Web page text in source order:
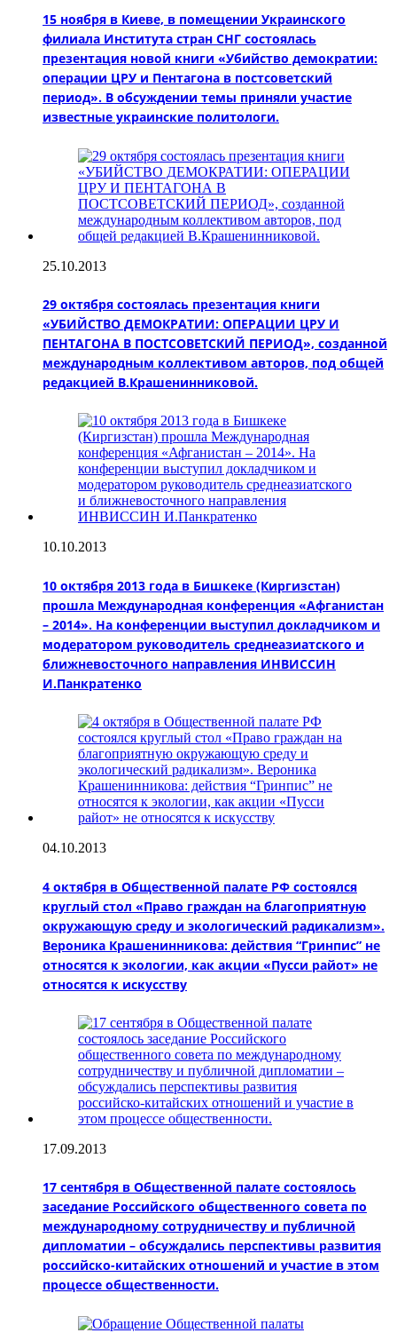
15 ноября в Киеве, в помещении Украинского
филиала Института стран СНГ состоялась
презентация новой книги «Убийство демократии:
операции ЦРУ и Пентагона в постсоветский
период». В обсуждении темы приняли участие
известные украинские политологи.
25.10.2013
29 октября состоялась презентация книги
«УБИЙСТВО ДЕМОКРАТИИ: ОПЕРАЦИИ ЦРУ И
ПЕНТАГОНА В ПОСТСОВЕТСКИЙ ПЕРИОД», созданной
международным коллективом авторов, под общей
редакцией В.Крашенинниковой.
10.10.2013
10 октября 2013 года в Бишкеке (Киргизстан)
прошла Международная конференция «Афганистан
– 2014». На конференции выступил докладчиком и
модератором руководитель среднеазиатского и
ближневосточного направления ИНВИССИН
И.Панкратенко
04.10.2013
4 октября в Общественной палате РФ состоялся
круглый стол «Право граждан на благоприятную
окружающую среду и экологический радикализм».
Вероника Крашенинникова: действия “Гринпис” не
относятся к экологии, как акции «Пусси райот» не
относятся к искусству
17.09.2013
17 сентября в Общественной палате состоялось
заседание Российского общественного совета по
международному сотрудничеству и публичной
дипломатии – обсуждались перспективы развития
российско-китайских отношений и участие в этом
процессе общественности.